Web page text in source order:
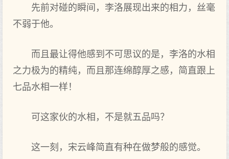
先前对碰的瞬间，李洛展现出来的相力，丝毫
不弱于他。
而且最让得他感到不可思议的是，李洛的水相
之力极为的精纯，而且那连绵醇厚之感，简直跟上
七品水相一样！
可这家伙的水相，不是就五品吗？
这一刻，宋云峰简直有种在做梦般的感觉。